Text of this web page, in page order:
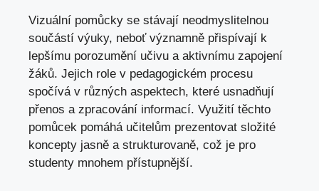
Vizuální pomůcky se stávají neodmyslitelnou
součástí výuky, neboť významně přispívají k
lepšímu porozumění učivu a aktivnímu zapojení
žáků. Jejich role v pedagogickém procesu
spočívá v různých aspektech, které usnadňují
přenos a zpracování informací. Využití těchto
pomůcek pomáhá učitelům prezentovat složité
koncepty jasně a strukturovaně, což je pro
studenty mnohem přístupnější.